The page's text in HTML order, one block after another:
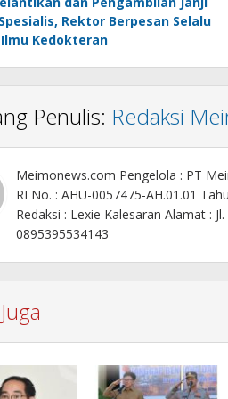
Rektor Berpesan Selalu
Kedokteran
Penulis: Redaksi
Meimonews.com Pengelola : PT
RI No. : AHU-0057475-AH.01.01
Redaksi : Lexie Kalesaran Alamat :
0895395534143